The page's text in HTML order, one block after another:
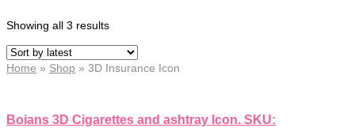
Showing all 3 results
Home » Shop » 3D Insurance Icon
Boians 3D Cigarettes and ashtray Icon. SKU: